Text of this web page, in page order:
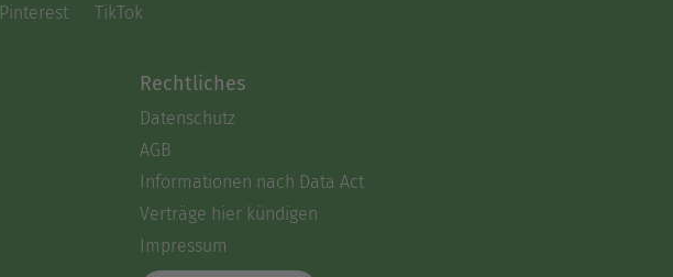
Pinterest TikTok
Rechtliches
Datenschutz
AGB
Informationen nach Data Act
Verträge hier kündigen
Impressum